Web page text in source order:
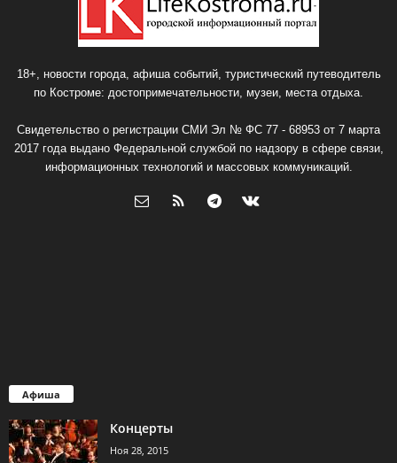
18+, новости города, афиша событий, туристический путеводитель
по Костроме: достопримечательности, музеи, места отдыха.
Свидетельство о регистрации СМИ Эл № ФС 77 - 68953 от 7 марта
2017 года выдано Федеральной службой по надзору в сфере связи,
информационных технологий и массовых коммуникаций.
Афиша
Концерты
Ноя 28, 2015